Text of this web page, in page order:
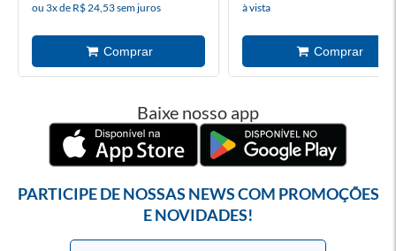
ou 3x de R$ 24,53 sem juros à vista
Baixe nosso app
PARTICIPE DE NOSSAS NEWS COM PROMOÇÕES
E NOVIDADES!